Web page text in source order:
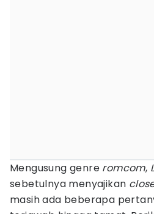
Mengusung genre romcom,
sebetulnya menyajikan
masih ada beberapa